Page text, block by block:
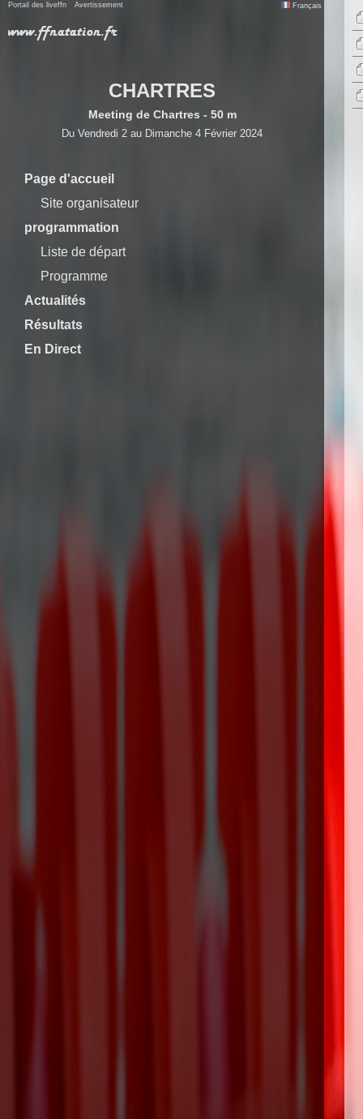
Portail des liveffn Avertissement Français
CHARTRES
Meeting de Chartres - 50 m
Du Vendredi 2 au Dimanche 4 Février 2024
Page d'accueil
Site organisateur
programmation
Liste de départ
Programme
Actualités
Résultats
En Direct